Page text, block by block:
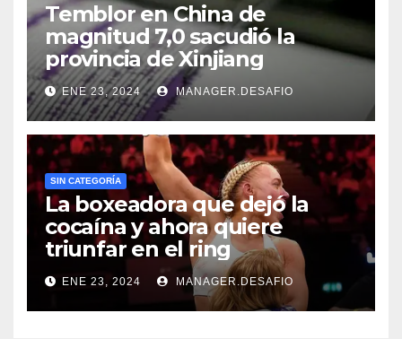
Temblor en China de
magnitud 7,0 sacudió la
provincia de Xinjiang
ENE 23, 2024 MANAGER.DESAFIO
SIN CATEGORÍA
La boxeadora que dejó la
cocaína y ahora quiere
triunfar en el ring​
ENE 23, 2024 MANAGER.DESAFIO